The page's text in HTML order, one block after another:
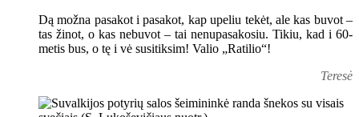
Dą možna pasakot i pasakot, kap upeliu tekėt, ale kas buvot –
tas žinot, o kas nebuvot – tai nenupasakosiu. Tikiu, kad i 60-
metis bus, o tę i vė susitiksim! Valio „Ratilio“!
Teresė